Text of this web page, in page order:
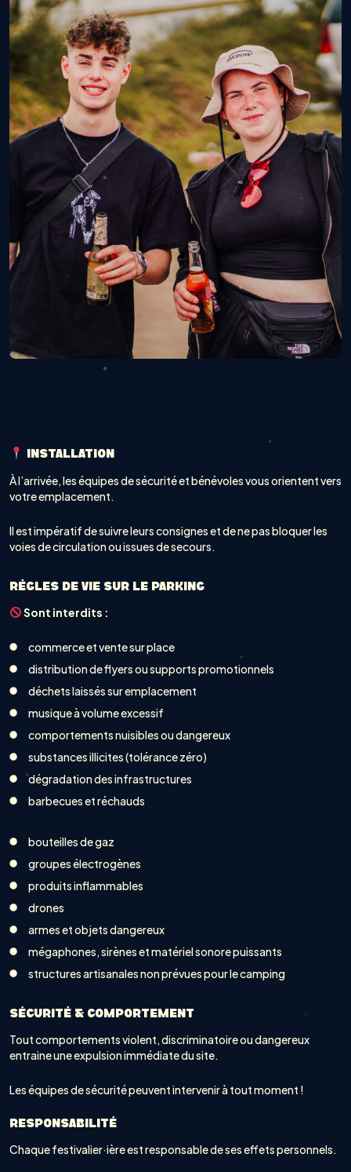
INSTALLATION
À l’arrivée, les équipes de sécurité et bénévoles vous orientent vers
votre emplacement.
Il est impératif de suivre leurs consignes et de ne pas bloquer les
voies de circulation ou issues de secours.
RÈGLES DE VIE SUR LE PARKING
Sont interdits :
commerce et vente sur place
distribution de flyers ou supports promotionnels
déchets laissés sur emplacement
musique à volume excessif
comportements nuisibles ou dangereux
substances illicites (tolérance zéro)
dégradation des infrastructures
barbecues et réchauds
bouteilles de gaz
groupes électrogènes
produits inflammables
drones
armes et objets dangereux
mégaphones, sirènes et matériel sonore puissants
structures artisanales non prévues pour le camping
SÉCURITÉ & COMPORTEMENT
Tout comportements violent, discriminatoire ou dangereux
entraine une expulsion immédiate du site.
Les équipes de sécurité peuvent intervenir à tout moment !
RESPONSABILITÉ
Chaque festivalier·ière est responsable de ses effets personnels.